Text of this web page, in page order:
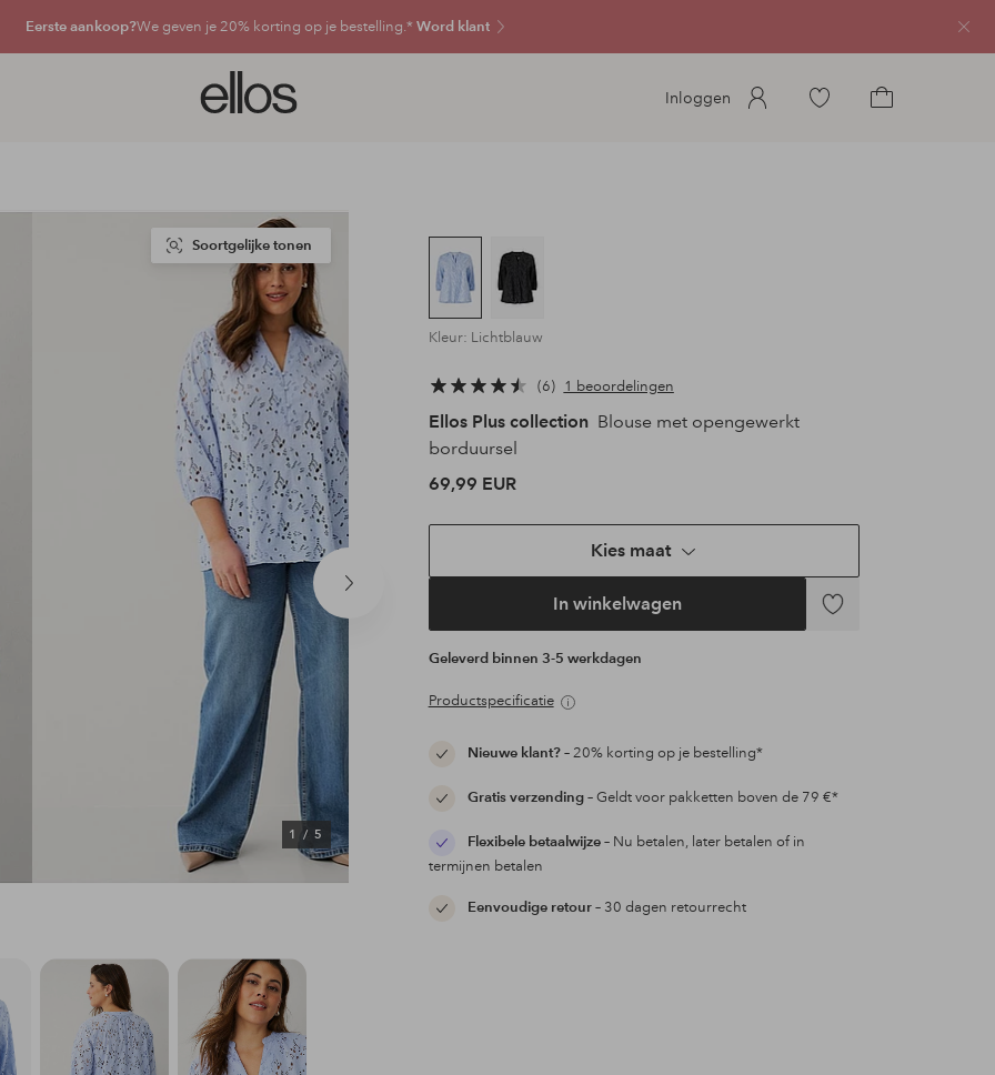
Eerste aankoop?We geven je 20% korting op je bestelling.* Word klant
Ellos
logo
de
voorpagina
Inloggen
Ga
Volgend
1/ 5
Soortgelijke tonen
Kleur: Lichtblauw
6 1 beoordelingen
Ellos Plus collection Blouse met opengewerkt
borduursel
69,99 EUR
Kies maat
In winkelwagen
Toevoegen
Geleverd binnen 3-5 werkdagen
Productspecificatie
Nieuwe klant?– 20% korting op je bestelling*
Gratis verzending– Geldt voor pakketten boven de 79 €*
Flexibele betaalwijze– Nu betalen, later betalen of in
termijnen betalen
Eenvoudige retour– 30 dagen retourrecht